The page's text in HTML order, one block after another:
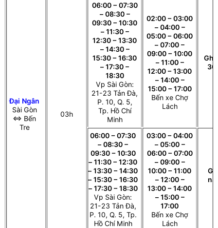
Đại Ngân
Sài Gòn
⇔ Bến
Tre
03h
06:00 – 07:30
– 08:30 –
09:30 – 10:30
– 11:30 –
12:30 – 13:30
– 14:30 –
15:30 – 16:30
– 17:30 –
18:30
Vp Sài Gòn:
21-23 Tản Đà,
P. 10, Q. 5,
Tp. Hồ Chí
Minh
02:00 – 03:00
– 04:00 –
05:00 – 06:00
– 07:00 –
09:00 – 10:00
– 11:00 –
12:00 – 13:00
– 14:00 –
15:00 – 17:00
Bến xe Chợ
Lách
30
06:00 – 07:30
– 08:30 –
09:30 – 10:30
– 11:30 – 12:30
– 13:30 – 14:30
– 15:30 – 16:30
– 17:30 – 18:30
Vp Sài Gòn:
21-23 Tản Đà,
P. 10, Q. 5, Tp.
Hồ Chí Minh
03:00 – 04:00
– 05:00 –
06:00 – 07:00
– 09:00 –
10:00 – 11:00
– 12:00 –
13:00 – 14:00
– 15:00 –
17:00
Bến xe Chợ
Lách